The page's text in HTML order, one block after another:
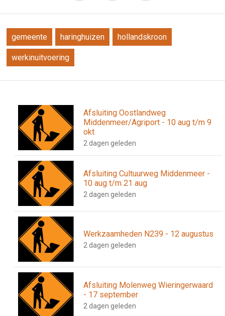
gemeente haringhuizen hollandskroon
werkinuitvoering
Afsluiting Oostlandweg
Middenmeer/Agriport - 10 aug t/m 9
okt
2 dagen geleden
Afsluiting Cultuurweg Middenmeer -
10 aug t/m 21 aug
2 dagen geleden
Werkzaamheden N239 - 12 augustus
2 dagen geleden
Afsluiting Molenweg Wieringerwaard
- 17 september
2 dagen geleden